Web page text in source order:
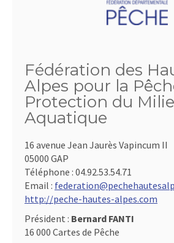
Fédération des
Alpes pour la
Protection du
Aquatique
16 avenue Jean Jaurès Vapincum II
05000 GAP
Téléphone : 04.92.53.54.71
Email :
http://peche-hautes-alpes.com
Président : Bernard FANTI
16 000 Cartes de Pêche